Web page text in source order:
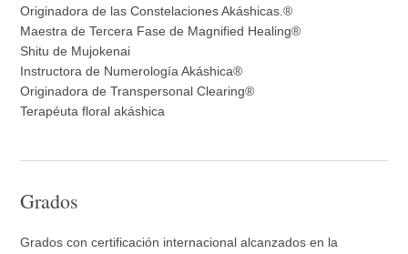
Originadora de las Constelaciones Akáshicas.®
Maestra de Tercera Fase de Magnified Healing®
Shitu de Mujokenai
Instructora de Numerología Akáshica®
Originadora de Transpersonal Clearing®
Terapéuta floral akáshica
Grados
Grados con certificación internacional alcanzados en la